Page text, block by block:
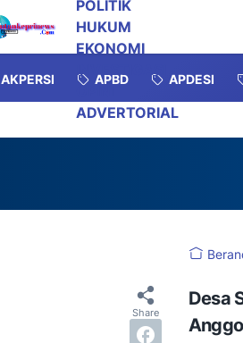
POLITIK
HUKUM
EKONOMI
INVESTIGASI
OPINI
ADVERTORIAL
AKPERSI APBD APDESI
Desa